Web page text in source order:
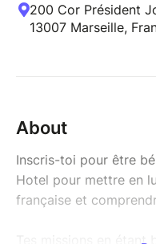
200 Cor Président
13007 Marseille,
About
Inscris-toi pour être
Hotel pour mettre en
française et
Tes missions en étant